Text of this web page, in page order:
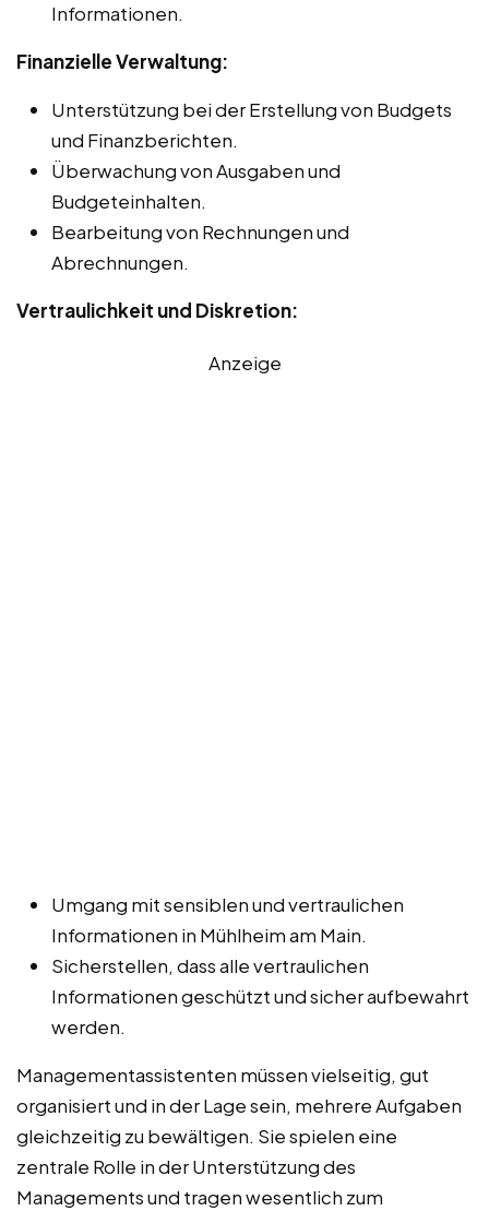
Informationen.
Finanzielle Verwaltung:
Unterstützung bei der Erstellung von Budgets
und Finanzberichten.
Überwachung von Ausgaben und
Budgeteinhalten.
Bearbeitung von Rechnungen und
Abrechnungen.
Vertraulichkeit und Diskretion:
Anzeige
Umgang mit sensiblen und vertraulichen
Informationen in Mühlheim am Main.
Sicherstellen, dass alle vertraulichen
Informationen geschützt und sicher aufbewahrt
werden.
Managementassistenten müssen vielseitig, gut
organisiert und in der Lage sein, mehrere Aufgaben
gleichzeitig zu bewältigen. Sie spielen eine
zentrale Rolle in der Unterstützung des
Managements und tragen wesentlich zum